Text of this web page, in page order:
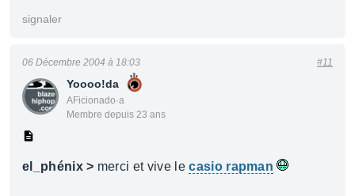
signaler
Yoooo!da
AFicionado·a
Membre depuis 23 ans
06 Décembre 2004 à 18:03 #11
el_phénix > merci et vive lecasio rapman